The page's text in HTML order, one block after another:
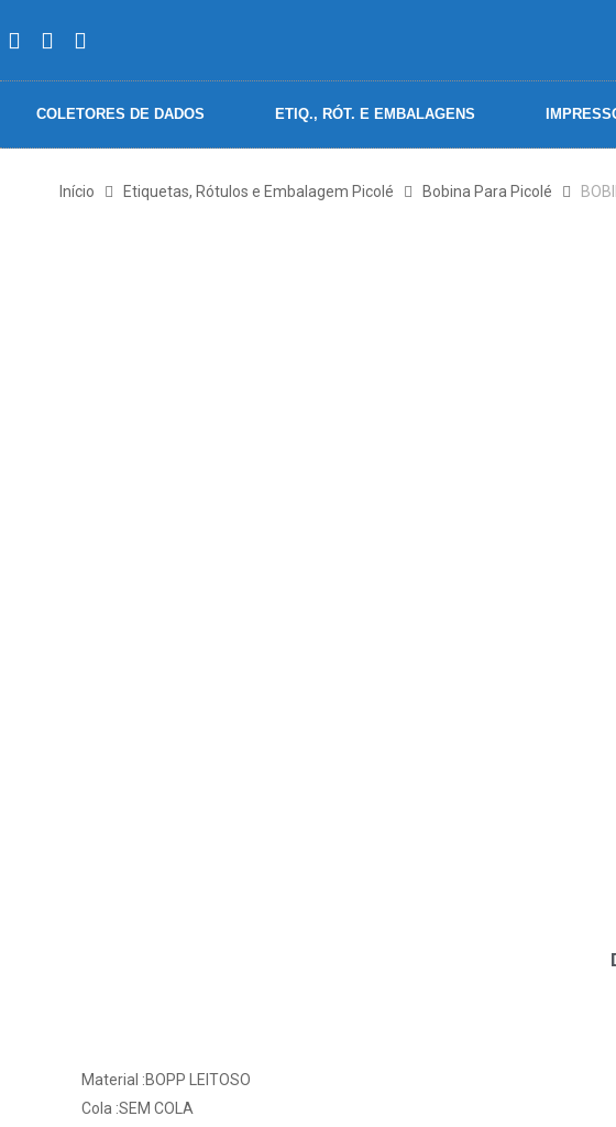
COLETORES DE DADOS ETIQ., RÓT. E EMBALAGENS
Início Etiquetas, Rótulos e Embalagem Picolé Bobina Para Picolé
Material :BOPP LEITOSO
Cola :SEM COLA